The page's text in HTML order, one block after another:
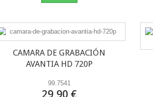
CAMARA DE GRABACIÓN
AVANTIA HD 720P
99.7541
29,90 €